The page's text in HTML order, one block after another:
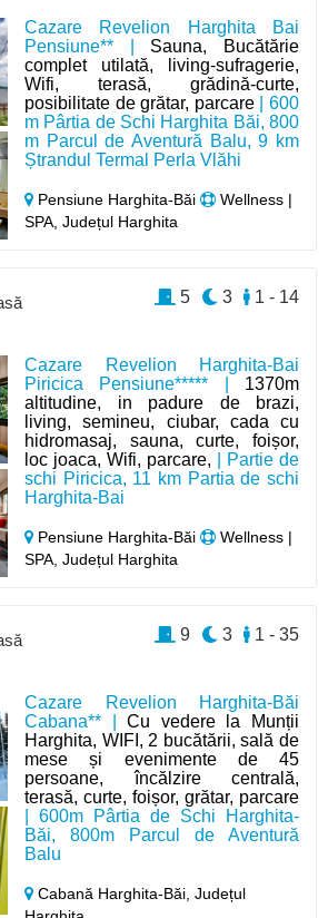
Cazare Revelion Harghita Bai
Pensiune** | Sauna, Bucătărie
complet utilată, living-sufragerie,
Wifi, terasă, grădină-curte,
posibilitate de grătar, parcare| 600
m Pârtia de Schi Harghita Băi, 800
m Parcul de Aventură Balu, 9 km
Ștrandul Termal Perla Vlăhi
Pensiune Harghita-Băi
Wellness |
SPA, Județul Harghita
Cazare Revelion Harghita-Bai
Piricica Pensiune***** | 1370m
altitudine, in padure de brazi,
living, semineu, ciubar, cada cu
hidromasaj, sauna, curte, foișor,
loc joaca, Wifi, parcare, | Partie de
schi Piricica, 11 km Partia de schi
Harghita-Bai
Pensiune Harghita-Băi
Wellness |
SPA, Județul Harghita
1 - 14
3
5
Cazare Revelion Harghita-Băi
Cabana** |Cu vedere la Munții
Harghita, WIFI, 2 bucătării, sală de
mese și evenimente de 45
persoane, încălzire centrală,
terasă, curte, foișor, grătar, parcare
| 600m Pârtia de Schi Harghita-
Băi, 800m Parcul de Aventură
Balu
Cabană Harghita-Băi,Județul
1 - 35
3
9